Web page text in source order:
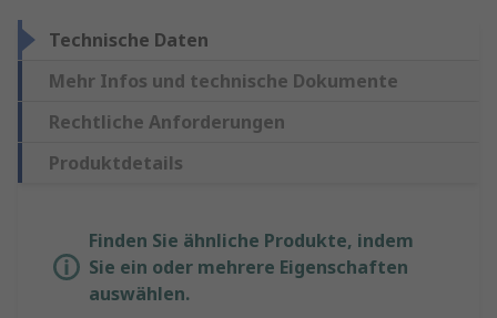
Technische Daten
Mehr Infos und technische Dokumente
Rechtliche Anforderungen
Produktdetails
Finden Sie ähnliche Produkte, indem
Sie ein oder mehrere Eigenschaften
auswählen.